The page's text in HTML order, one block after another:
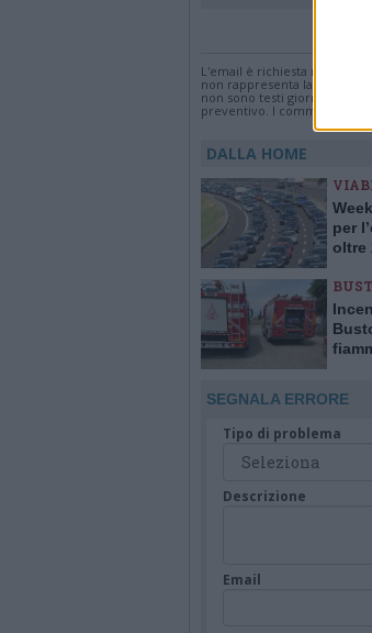
L'email è richiesta ma non
non rappresenta la linea
non sono testi giornalistici,
preventivo. I commenti che
DALLA HOME
per
oltre
SEGNALA ERRORE
Tipo di problema
Descrizione
Email